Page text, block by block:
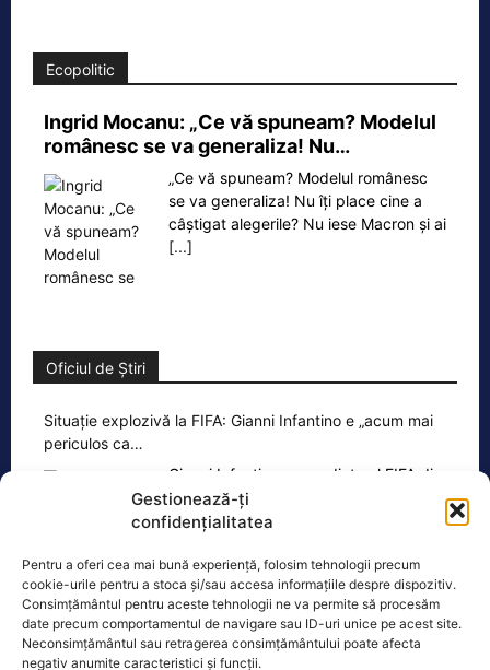
Gestionează-ți
confidențialitatea
Pentru a oferi cea mai bună experiență, folosim tehnologii precum
cookie-urile pentru a stoca și/sau accesa informațiile despre dispozitiv.
Consimțământul pentru aceste tehnologii ne va permite să procesăm
date precum comportamentul de navigare sau ID-uri unice pe acest site.
Neconsimțământul sau retragerea consimțământului poate afecta
negativ anumite caracteristici și funcții.
Ecopolitic
Ingrid Mocanu: „Ce vă spuneam? Modelul
românesc se va generaliza! Nu…
„Ce vă spuneam? Modelul românesc
se va generaliza! Nu îți place cine a
câștigat alegerile? Nu iese Macron și ai
[...]
Oficiul de Știri
Situație explozivă la FIFA: Gianni Infantino e „acum mai
periculos ca…
Gianni Infantino, președinte al FIFA din
2016, trece prin cele mai grele zile de
la preluarea mandatului, iar acțiunile